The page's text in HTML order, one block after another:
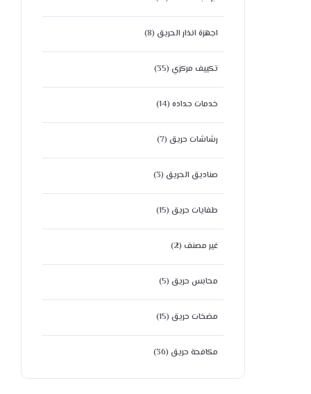
اجهزة انذار الحريق (8)
تكييف مركزي (35)
خدمات حداده (14)
رشاشات حريق (7)
صناديق الحريق (3)
طفايات حريق (15)
غير مصنف (2)
محابس حريق (5)
مضخات حريق (15)
مكافحة حريق (36)